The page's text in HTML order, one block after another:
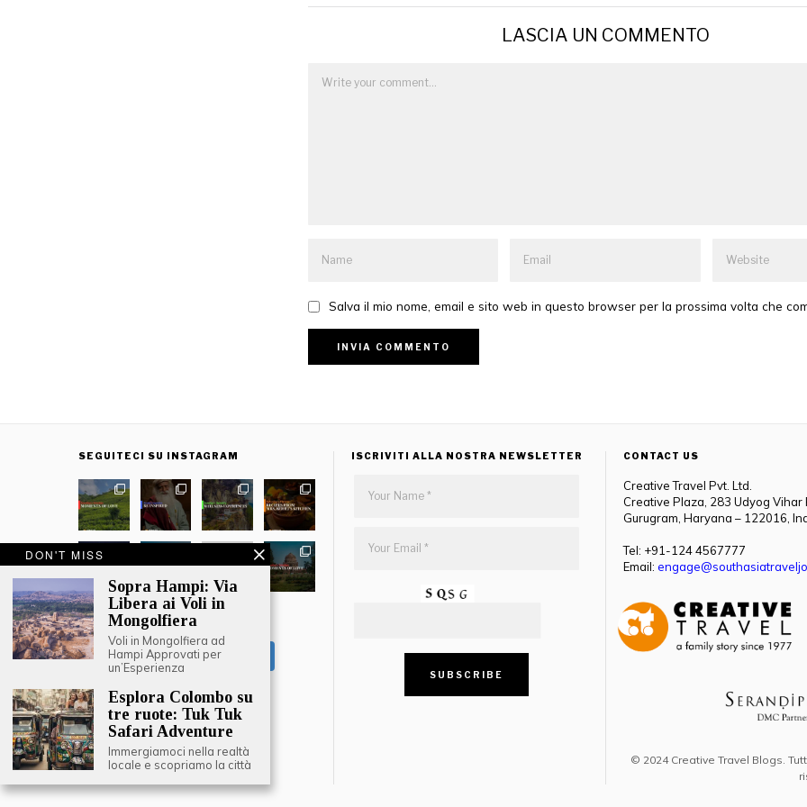
LASCIA UN COMMENTO
Salva il mio nome, email e sito web in questo browser per la prossima volta che
SEGUITECI SU INSTAGRAM
CARICA ALTRO
Segui su Instagram
ISCRIVITI ALLA NOSTRA NEWSLETTER CONTACT US
Creative Travel Pvt. Ltd.
Creative Plaza, 283 Udyog
Gurugram, Haryana – 122016,
Tel: +91-124 4567777
Email:
© 2024 Creative Travel Blogs.
DON'T MISS
Sopra Hampi: Via
Libera ai Voli in
Mongolfiera
Voli in Mongolfiera ad
Hampi Approvati per
un’Esperienza
Esplora Colombo su
tre ruote: Tuk Tuk
Safari Adventure
Immergiamoci nella realtà
locale e scopriamo la città